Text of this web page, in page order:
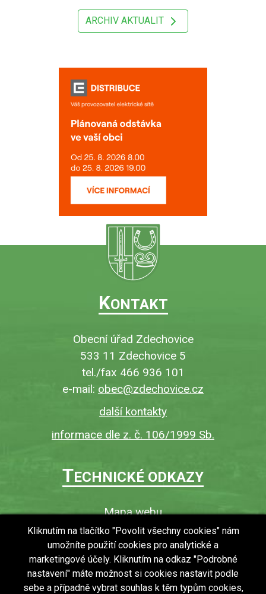
ARCHIV AKTUALIT
KONTAKT
Obecní úřad Zdechovice
533 11 Zdechovice 5
tel./fax 466 936 101
e-mail: obec@zdechovice.cz
další kontakty
informace dle z. č. 106/1999 Sb.
TECHNICKÉ ODKAZY
Mapa webu
O webu
Povinně zveřejňované informace
Ochrana osobních údajů (GDPR)
Vyhledávání
Kliknutím na tlačítko "Povolit všechny cookies" nám
umožníte použití cookies pro analytické a
marketingové účely. Kliknutím na odkaz "Podrobné
nastavení" máte možnost si cookies nastavit podle
sebe a případně vybrat souhlas k těm typům cookies,